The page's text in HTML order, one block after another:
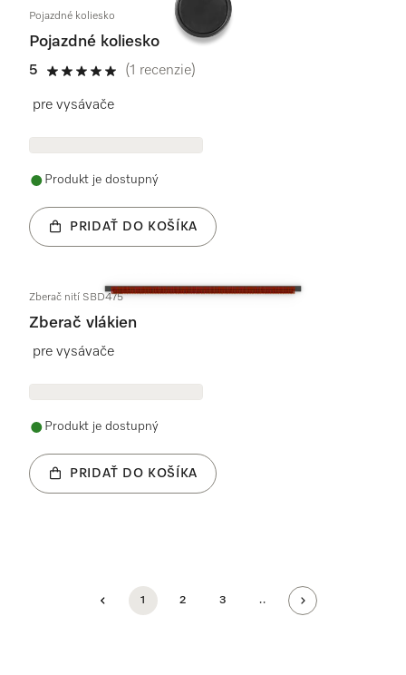
Pojazdné koliesko
Pojazdné koliesko
5
5 / 5
(1 recenzie)
pre vysávače
Produkt je dostupný
PRIDAŤ DO KOŠÍKA
Zberač nití SBD475
Zberač vlákien
pre vysávače
Produkt je dostupný
PRIDAŤ DO KOŠÍKA
1 2 3 ..